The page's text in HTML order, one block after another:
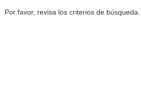
Por favor, revisa los criterios de búsqueda.